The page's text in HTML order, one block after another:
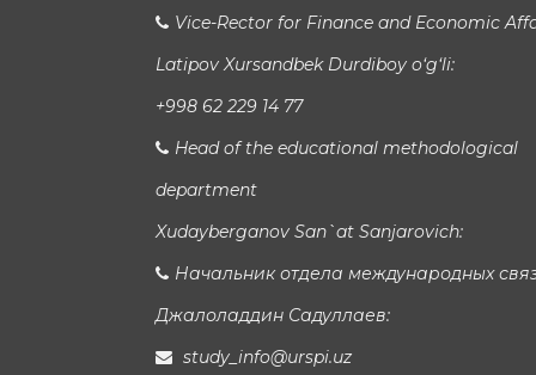
Vice-Rector for Finance and Economic
Latipov Xursandbek Durdiboy o‘g‘li:
+998 62 229 14 77
Head of the educational methodological
department
Xudayberganov San`at Sanjarovich:
Начальник отдела международных
Джалоладдин Садуллаев:
study_info@urspi.uz